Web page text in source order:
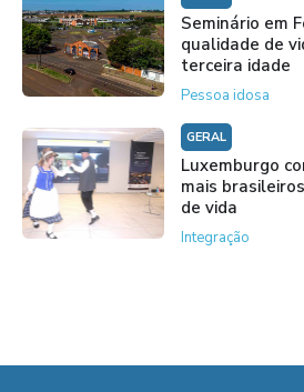
Seminário em
qualidade de
terceira idade
Pessoa idosa
GERAL
Luxemburgo
mais
de vida
Integração